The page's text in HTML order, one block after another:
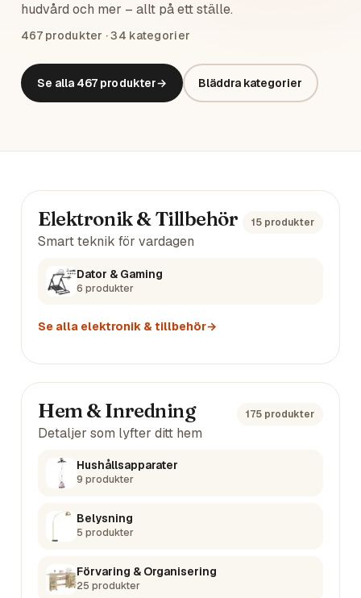
hudvård och mer – allt på ett ställe.
467produkter ·34 kategorier
Se alla 467 produkter→ Bläddra kategorier
Huvudkategorier
Elektronik & Tillbehör 15 produkter
Smart teknik för vardagen
Dator & Gaming
6 produkter
Se alla elektronik & tillbehör→
Hem & Inredning 175 produkter
Detaljer som lyfter ditt hem
Hushållsapparater
9 produkter
Belysning
5 produkter
Förvaring & Organisering
25 produkter